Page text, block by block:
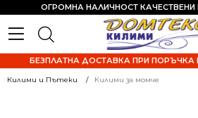
ОГРОМНА НАЛИЧНОСТ КАЧЕСТВЕНИ
БЕЗПЛАТНА ДОСТАВКА ПРИ ПОРЪЧКА
Килими и Пътеки Килими за момче